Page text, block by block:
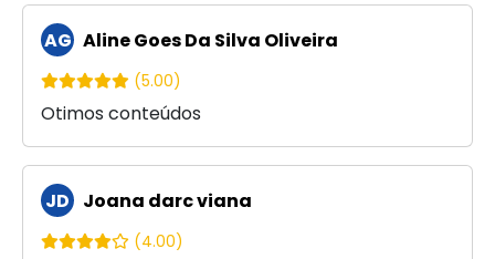
AG Aline Goes Da Silva Oliveira
(5.00)
Otimos conteúdos
JD Joana darc viana
(4.00)